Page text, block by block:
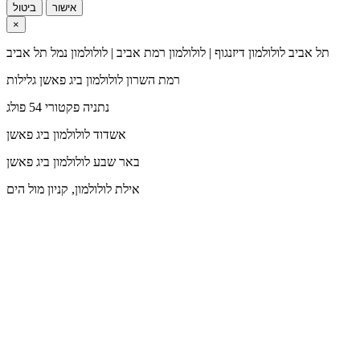
ביטול
אישור
×
תל אביב לולולמון דיזנגוף | לולולמון רמת אביב | לולולמון נמל תל אביב
רמת השרון לולולמון ביג פאשן גלילות
נתניה פקטורי 54 פולג
אשדוד לולולמון ביג פאשן
באר שבע לולולמון ביג פאשן
אילת לולולמון, קניון מול הים